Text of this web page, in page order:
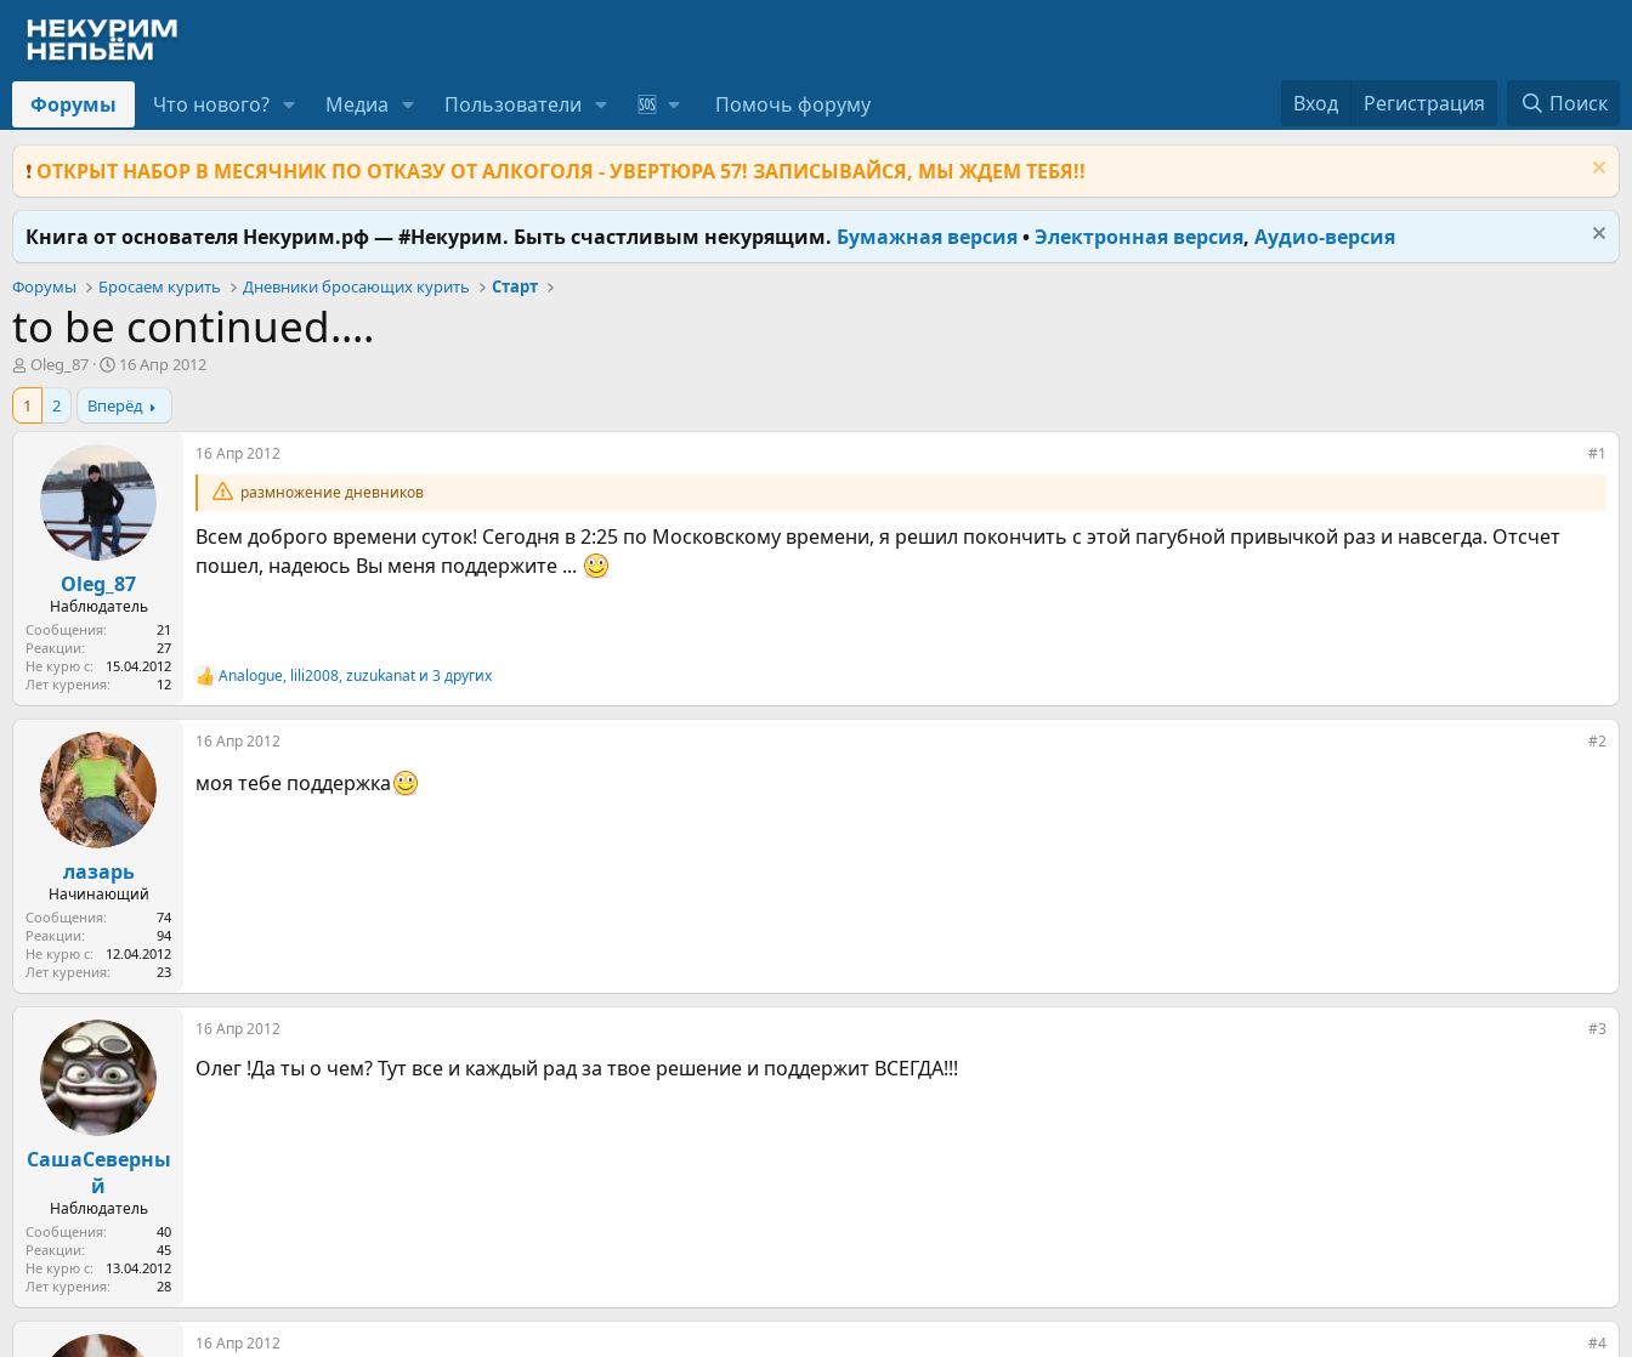
Форумы Что нового? Медиа Пользователи 🆘 Помочь форуму Вход Регистрация Поиск
❗ ОТКРЫТ НАБОР В МЕСЯЧНИК ПО ОТКАЗУ ОТ АЛКОГОЛЯ - УВЕРТЮРА 57! ЗАПИСЫВАЙСЯ, МЫ ЖДЕМ ТЕБЯ!!
Книга от основателя Некурим.рф — #Некурим. Быть счастливым некурящим. Бумажная версия•Электронная версия, Аудио-версия
Форумы Бросаем курить Дневники бросающих курить Старт
to be continued....
А
в
о
м
Oleg_87
Д
а
т
а
н
а
ч
а
л
а
16 Апр 2012
1
2 Вперёд
Oleg_87
Наблюдатель
Сообщения
21
Реакции
27
Не курю с
15.04.2012
Лет курения
12
16 Апр 2012
#1
размножение дневников
Всем доброго времени суток! Сегодня в 2:25 по Московскому времени, я решил покончить с этой пагубной привычкой раз и навсегда. Отсчет
пошел, надеюсь Вы меня поддержите ...
Р
е
а
к
и
Analogue, lili2008,zuzukanat и 3 других
лазарь
Начинающий
Сообщения
74
Реакции
94
Не курю с
12.04.2012
Лет курения
23
16 Апр 2012 #2
моя тебе поддержка
СашаСеверны
й
Наблюдатель
Сообщения
40
Реакции
45
Не курю с
13.04.2012
Лет курения
28
16 Апр 2012 #3
Олег !Да ты о чем? Тут все и каждый рад за твое решение и поддержит ВСЕГДА!!!
16 Апр 2012 #4